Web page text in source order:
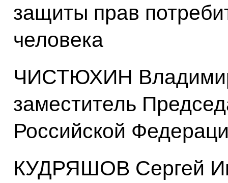
защиты прав
человека
ЧИСТЮХИН
заместитель
Российской
КУДРЯШОВ Сергей